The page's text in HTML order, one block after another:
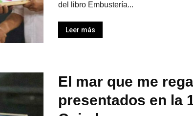
del libro Embustería...
Leer más
El mar que me
presentados en la